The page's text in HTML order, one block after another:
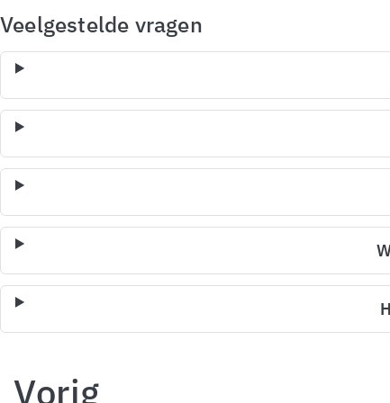
Veelgestelde vragen
Vorig